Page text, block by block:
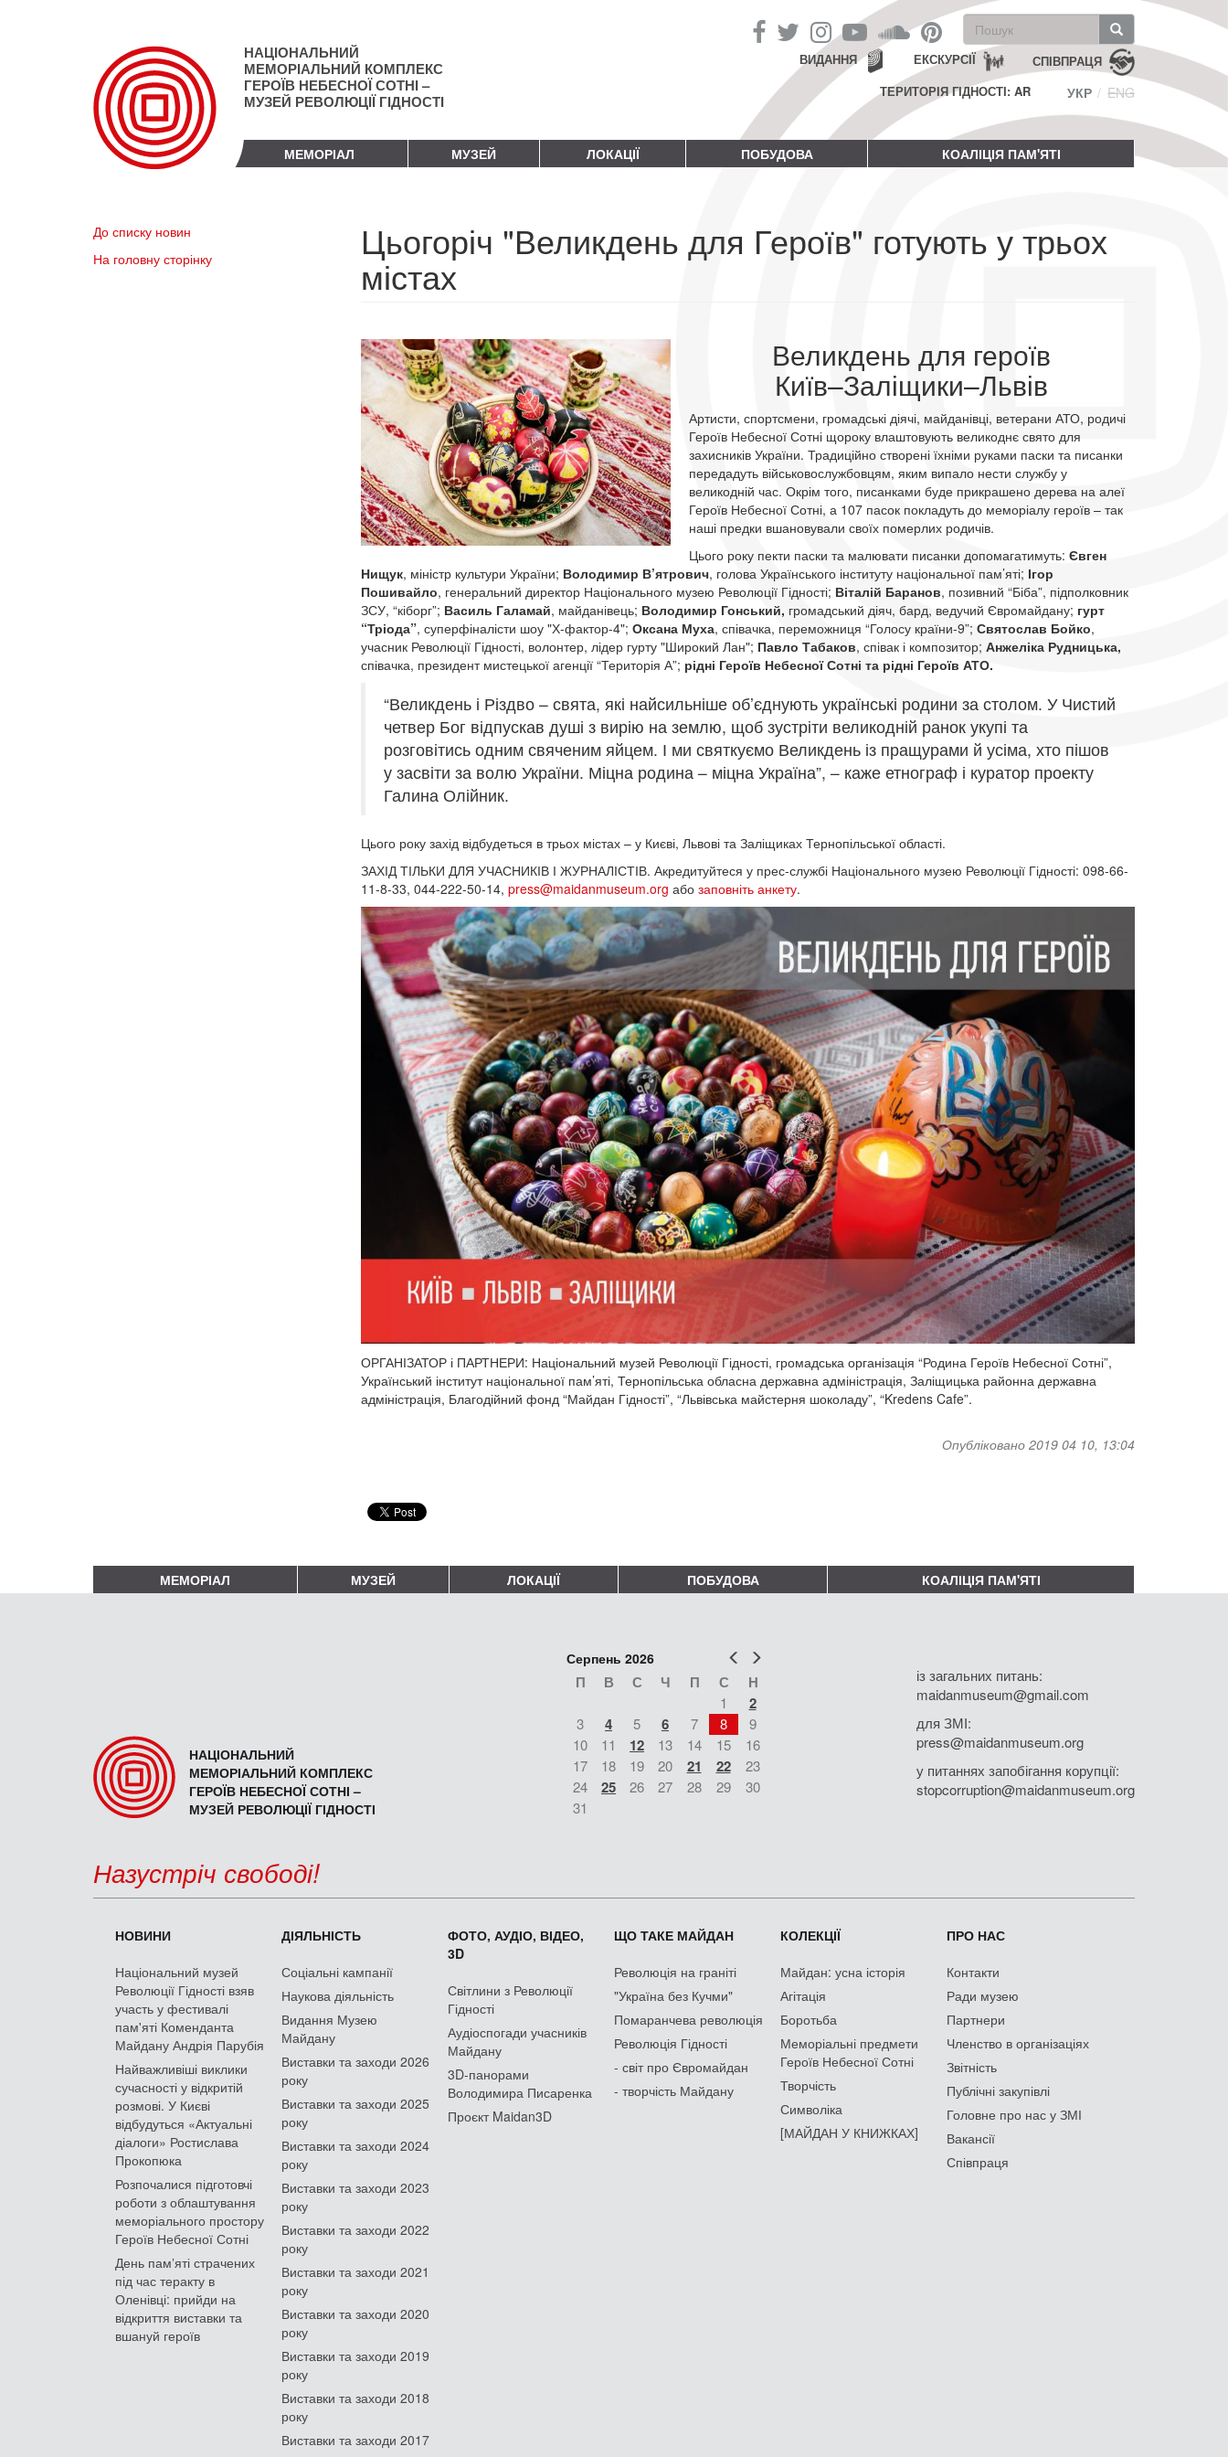
НАЦІОНАЛЬНИЙ
МЕМОРІАЛЬНИЙ КОМПЛЕКС
ГЕРОЇВ НЕБЕСНОЇ СОТНІ –
МУЗЕЙ РЕВОЛЮЦІЇ ГІДНОСТІ
Пошукова
форма
Пошук СПІВПРАЦЯ
ЕКСКУРСІЇ
ВИДАННЯ
ТЕРИТОРІЯ ГІДНОСТІ: AR
УКР ENG
МЕМОРІАЛ МУЗЕЙ ЛОКАЦІЇ ПОБУДОВА КОАЛІЦІЯ ПАМ'ЯТІ
До списку новин
На головну сторінку
Цьогоріч "Великдень для Героїв" готують у трьох
містах
Великдень для героїв
Київ–Заліщики–Львів
Артисти, спортсмени, громадські діячі, майданівці, ветерани АТО, родичі
Героїв Небесної Сотні щороку влаштовують великоднє свято для
захисників України. Традиційно створені їхніми руками паски та писанки
передадуть військовослужбовцям, яким випало нести службу у
великодній час. Окрім того, писанками буде прикрашено дерева на алеї
Героїв Небесної Сотні, а 107 пасок покладуть до меморіалу героїв – так
наші предки вшановували своїх померлих родичів.
Цього року пекти паски та малювати писанки допомагатимуть: Євген
Нищук, міністр культури України; Володимир В’ятрович, голова Українського інституту національної пам’яті; Ігор
Пошивайло, генеральний директор Національного музею Революції Гідності; Віталій Баранов, позивний “Біба”, підполковник
ЗСУ, “кіборг”; Василь Галамай, майданівець; Володимир Гонський, громадський діяч, бард, ведучий Євромайдану; гурт
“Тріода”, суперфіналісти шоу "Х-фактор-4"; Оксана Муха, співачка, переможниця “Голосу країни-9”; Святослав Бойко,
учасник Революції Гідності, волонтер, лідер гурту "Широкий Лан"; Павло Табаков, співак і композитор; Анжеліка Рудницька,
співачка, президент мистецької агенції “Територія А”; рідні Героїв Небесної Сотні та рідні Героїв АТО.
“Великдень і Різдво – свята, які найсильніше об’єднують українські родини за столом. У Чистий
четвер Бог відпускав душі з вирію на землю, щоб зустріти великодній ранок укупі та
розговітись одним свяченим яйцем. І ми святкуємо Великдень із пращурами й усіма, хто пішов
у засвіти за волю України. Міцна родина – міцна Україна”, – каже етнограф і куратор проекту
Галина Олійник.
Цього року захід відбудеться в трьох містах – у Києві, Львові та Заліщиках Тернопільської області.
ЗАХІД ТІЛЬКИ ДЛЯ УЧАСНИКІВ І ЖУРНАЛІСТІВ. Акредитуйтеся у прес-службі Національного музею Революції Гідності: 098-66-
11-8-33, 044-222-50-14, press@maidanmuseum.org або заповніть анкету.
ОРГАНІЗАТОР і ПАРТНЕРИ: Національний музей Революції Гідності, громадська організація “Родина Героїв Небесної Сотні”,
Український інститут національної пам’яті, Тернопільська обласна державна адміністрація, Заліщицька районна державна
адміністрація, Благодійний фонд “Майдан Гідності”, “Львівська майстерня шоколаду”, “Kredens Cafe”.
Опубліковано 2019 04 10, 13:04
МЕМОРІАЛ МУЗЕЙ ЛОКАЦІЇ ПОБУДОВА КОАЛІЦІЯ ПАМ'ЯТІ
НАЦІОНАЛЬНИЙ
МЕМОРІАЛЬНИЙ КОМПЛЕКС
ГЕРОЇВ НЕБЕСНОЇ СОТНІ –
МУЗЕЙ РЕВОЛЮЦІЇ ГІДНОСТІ
Попер
Серпень 2026
П В С Ч П С Н
1 2
3 4 5 6 7 8
9
10
11 12 13 14 15
16
17
18 19 20 21 22
23
24
25 26 27 28 29
30
31
із загальних питань:
maidanmuseum@gmail.com
для ЗМІ:
press@maidanmuseum.org
у питаннях запобігання корупції:
stopcorruption@maidanmuseum.org
Назустріч свободі!
НОВИНИ
Національний музей
Революції Гідності взяв
участь у фестивалі
пам'яті Коменданта
Майдану Андрія Парубія
Найважливіші виклики
сучасності у відкритій
розмові. У Києві
відбудуться «Актуальні
діалоги» Ростислава
Прокопюка
Розпочалися підготовчі
роботи з облаштування
меморіального простору
Героїв Небесної Сотні
День памʼяті страчених
під час теракту в
Оленівці: прийди на
відкриття виставки та
вшануй героїв
ДІЯЛЬНІСТЬ
Соціальні кампанії
Наукова діяльність
Видання Музею
Майдану
Виставки та заходи 2026
року
Виставки та заходи 2025
року
Виставки та заходи 2024
року
Виставки та заходи 2023
року
Виставки та заходи 2022
року
Виставки та заходи 2021
року
Виставки та заходи 2020
року
Виставки та заходи 2019
року
Виставки та заходи 2018
року
Виставки та заходи 2017
ФОТО, АУДІО, ВІДЕО,
3D
Світлини з Революції
Гідності
Аудіоспогади учасників
Майдану
3D-панорами
Володимира Писаренка
Проєкт Maidan3D
ЩО ТАКЕ МАЙДАН
Революція на граніті
"Україна без Кучми"
Помаранчева революція
Революція Гідності
- світ про Євромайдан
- творчість Майдану
КОЛЕКЦІЇ
Майдан: усна історія
Агітація
Боротьба
Меморіальні предмети
Героїв Небесної Сотні
Творчість
Символіка
[МАЙДАН У КНИЖКАХ]
ПРО НАС
Контакти
Ради музею
Партнери
Членство в організаціях
Звітність
Публічні закупівлі
Головне про нас у ЗМІ
Вакансії
Співпраця